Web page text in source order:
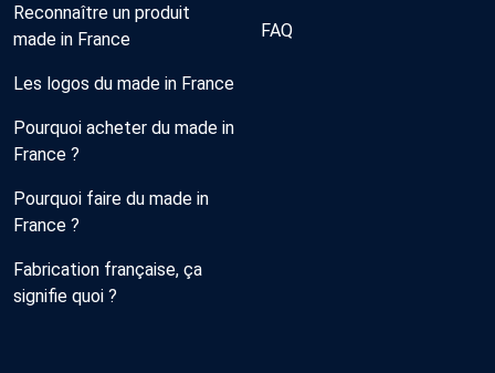
Reconnaître un produit
made in France
Les logos du made in France
Pourquoi acheter du made in
France ?
Pourquoi faire du made in
France ?
Fabrication française, ça
signifie quoi ?
FAQ